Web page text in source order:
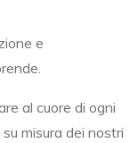
e
al cuore di ogni
misura dei nostri